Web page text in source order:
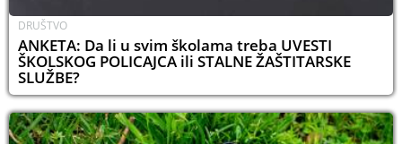
DRUŠTVO
ANKETA: Da li u svim školama treba UVESTI
ŠKOLSKOG POLICAJCA ili STALNE ŽAŠTITARSKE
SLUŽBE?